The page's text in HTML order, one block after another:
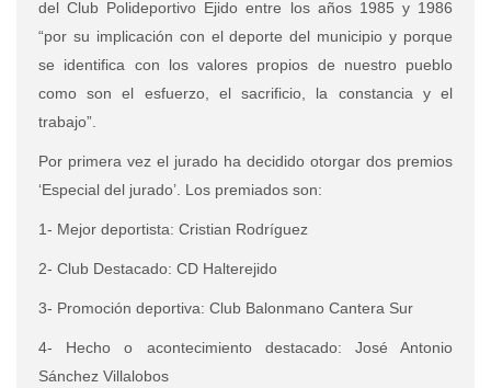
del Club Polideportivo Ejido entre los años 1985 y 1986
“por su implicación con el deporte del municipio y porque
se identifica con los valores propios de nuestro pueblo
como son el esfuerzo, el sacrificio, la constancia y el
trabajo”.
Por primera vez el jurado ha decidido otorgar dos premios
‘Especial del jurado’. Los premiados son:
1- Mejor deportista: Cristian Rodríguez
2- Club Destacado: CD Halterejido
3- Promoción deportiva: Club Balonmano Cantera Sur
4- Hecho o acontecimiento destacado: José Antonio
Sánchez Villalobos